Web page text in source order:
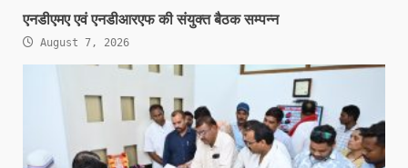
एनडीएमए एवं एनडीआरएफ की संयुक्त बैठक सम्पन्न
August 7, 2026